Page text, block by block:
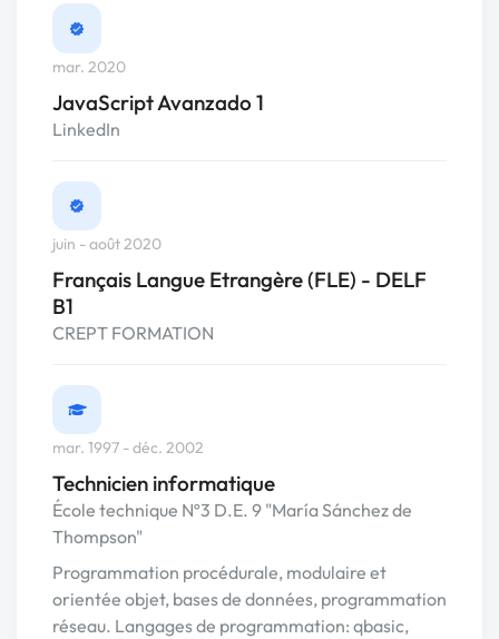
mar. 2020
JavaScript Avanzado 1
LinkedIn
juin - août 2020
Français Langue Etrangère (FLE) - DELF
B1
CREPT FORMATION
mar. 1997 - déc. 2002
Technicien informatique
École technique Nº3 D.E. 9 "María Sánchez de
Thompson"
Programmation procédurale, modulaire et
orientée objet, bases de données, programmation
réseau. Langages de programmation: qbasic,